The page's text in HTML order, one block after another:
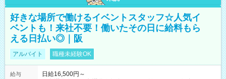
好きな場所で働けるイベントスタッフ☆人気イ
ベントも！来社不要！働いたその日に給料もら
える日払い◎｜阪
アルバイト 職種未経験OK
給与
日給16,500円～